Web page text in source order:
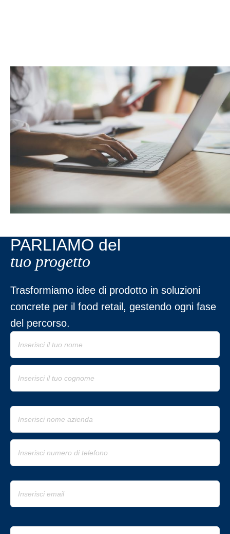
PARLIAMO del
tuo progetto
Trasformiamo idee di prodotto in soluzioni
concrete per il food retail, gestendo ogni fase
del percorso.